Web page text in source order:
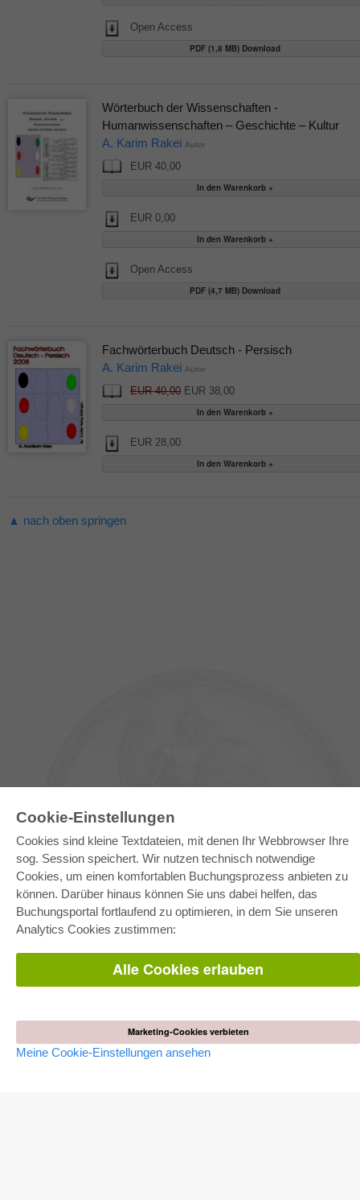
Cookie-Einstellungen
Cookies sind kleine Textdateien, mit denen Ihr Webbrowser Ihre
sog. Session speichert. Wir nutzen technisch notwendige
Cookies, um einen komfortablen Buchungsprozess anbieten zu
können. Darüber hinaus können Sie uns dabei helfen, das
Buchungsportal fortlaufend zu optimieren, in dem Sie unseren
Analytics Cookies zustimmen:
Alle Cookies erlauben
Marketing-Cookies verbieten
Meine Cookie-Einstellungen ansehen
Open Access
PDF (1,8 MB) Download
Wörterbuch der Wissenschaften -
Humanwissenschaften – Geschichte – Kultur
A. Karim Rakei Autor
EUR 40,00
EUR 0,00
Open Access
PDF (4,7 MB) Download
Fachwörterbuch Deutsch - Persisch
A. Karim Rakei Autor
EUR 40,00EUR 38,00
EUR 28,00
▲ nach oben springen
E-COLLECTION
Gesamtpaket
Fachbereichspakete
Pick & Choose
Bereitstellung von E-Books
Häufig gestellte Fragen (FAQ)
Alle Autoren
AUTOR WERDEN